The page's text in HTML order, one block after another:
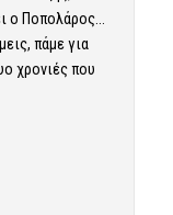
ο Ποπολάρος…
πάμε για
χρονιές που